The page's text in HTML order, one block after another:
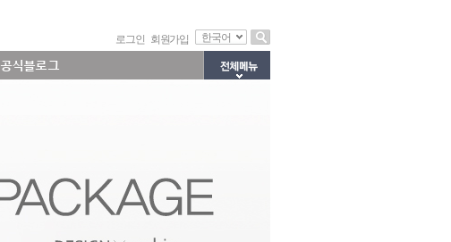
로그인 회원가입 한국어
공식블로그